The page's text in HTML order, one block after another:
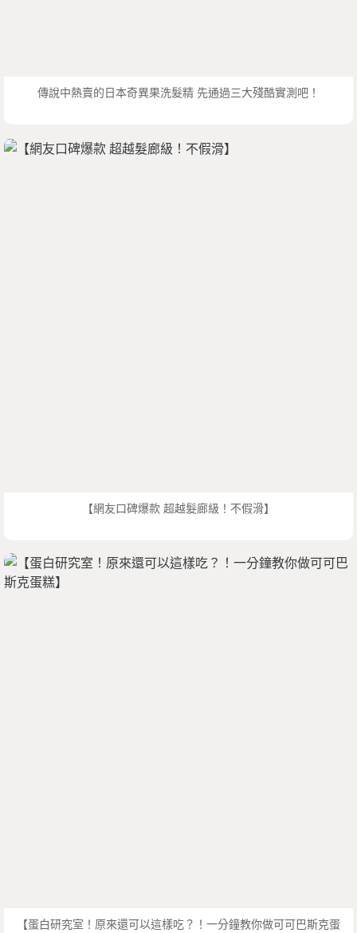
傳說中熱賣的日本奇異果洗髮精 先通過三大殘酷實測吧！
【網友口碑爆款 超越髮廊級！不假滑】
【蛋白研究室！原來還可以這樣吃？！一分鐘教你做可可巴斯克蛋